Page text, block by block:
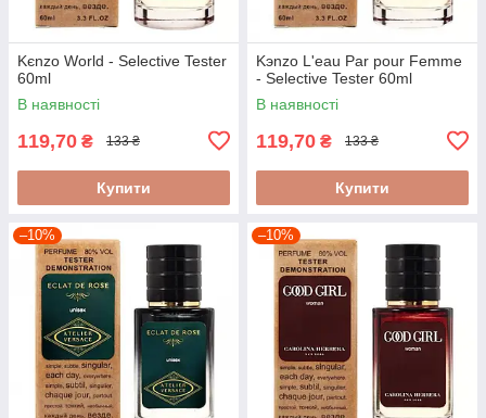
Kєnzo World - Selective Tester
60ml
В наявності
119,70 ₴ 133 ₴
Купити
Kэnzo L'eau Par pour Femme
- Selective Tester 60ml
В наявності
119,70 ₴ 133 ₴
Купити
–10% –10%